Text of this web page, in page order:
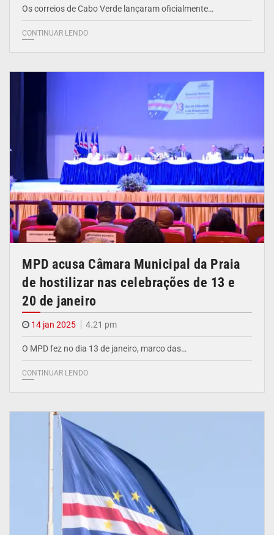
Os correios de Cabo Verde lançaram oficialmente…
CONTINUAR LENDO
MPD acusa Câmara Municipal da Praia
de hostilizar nas celebrações de 13 e
20 de janeiro
14 jan 2025 4.21 pm
O MPD fez no dia 13 de janeiro, marco das…
CONTINUAR LENDO